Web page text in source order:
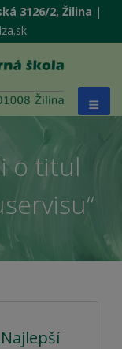
3126/2, Žilina |
o titul